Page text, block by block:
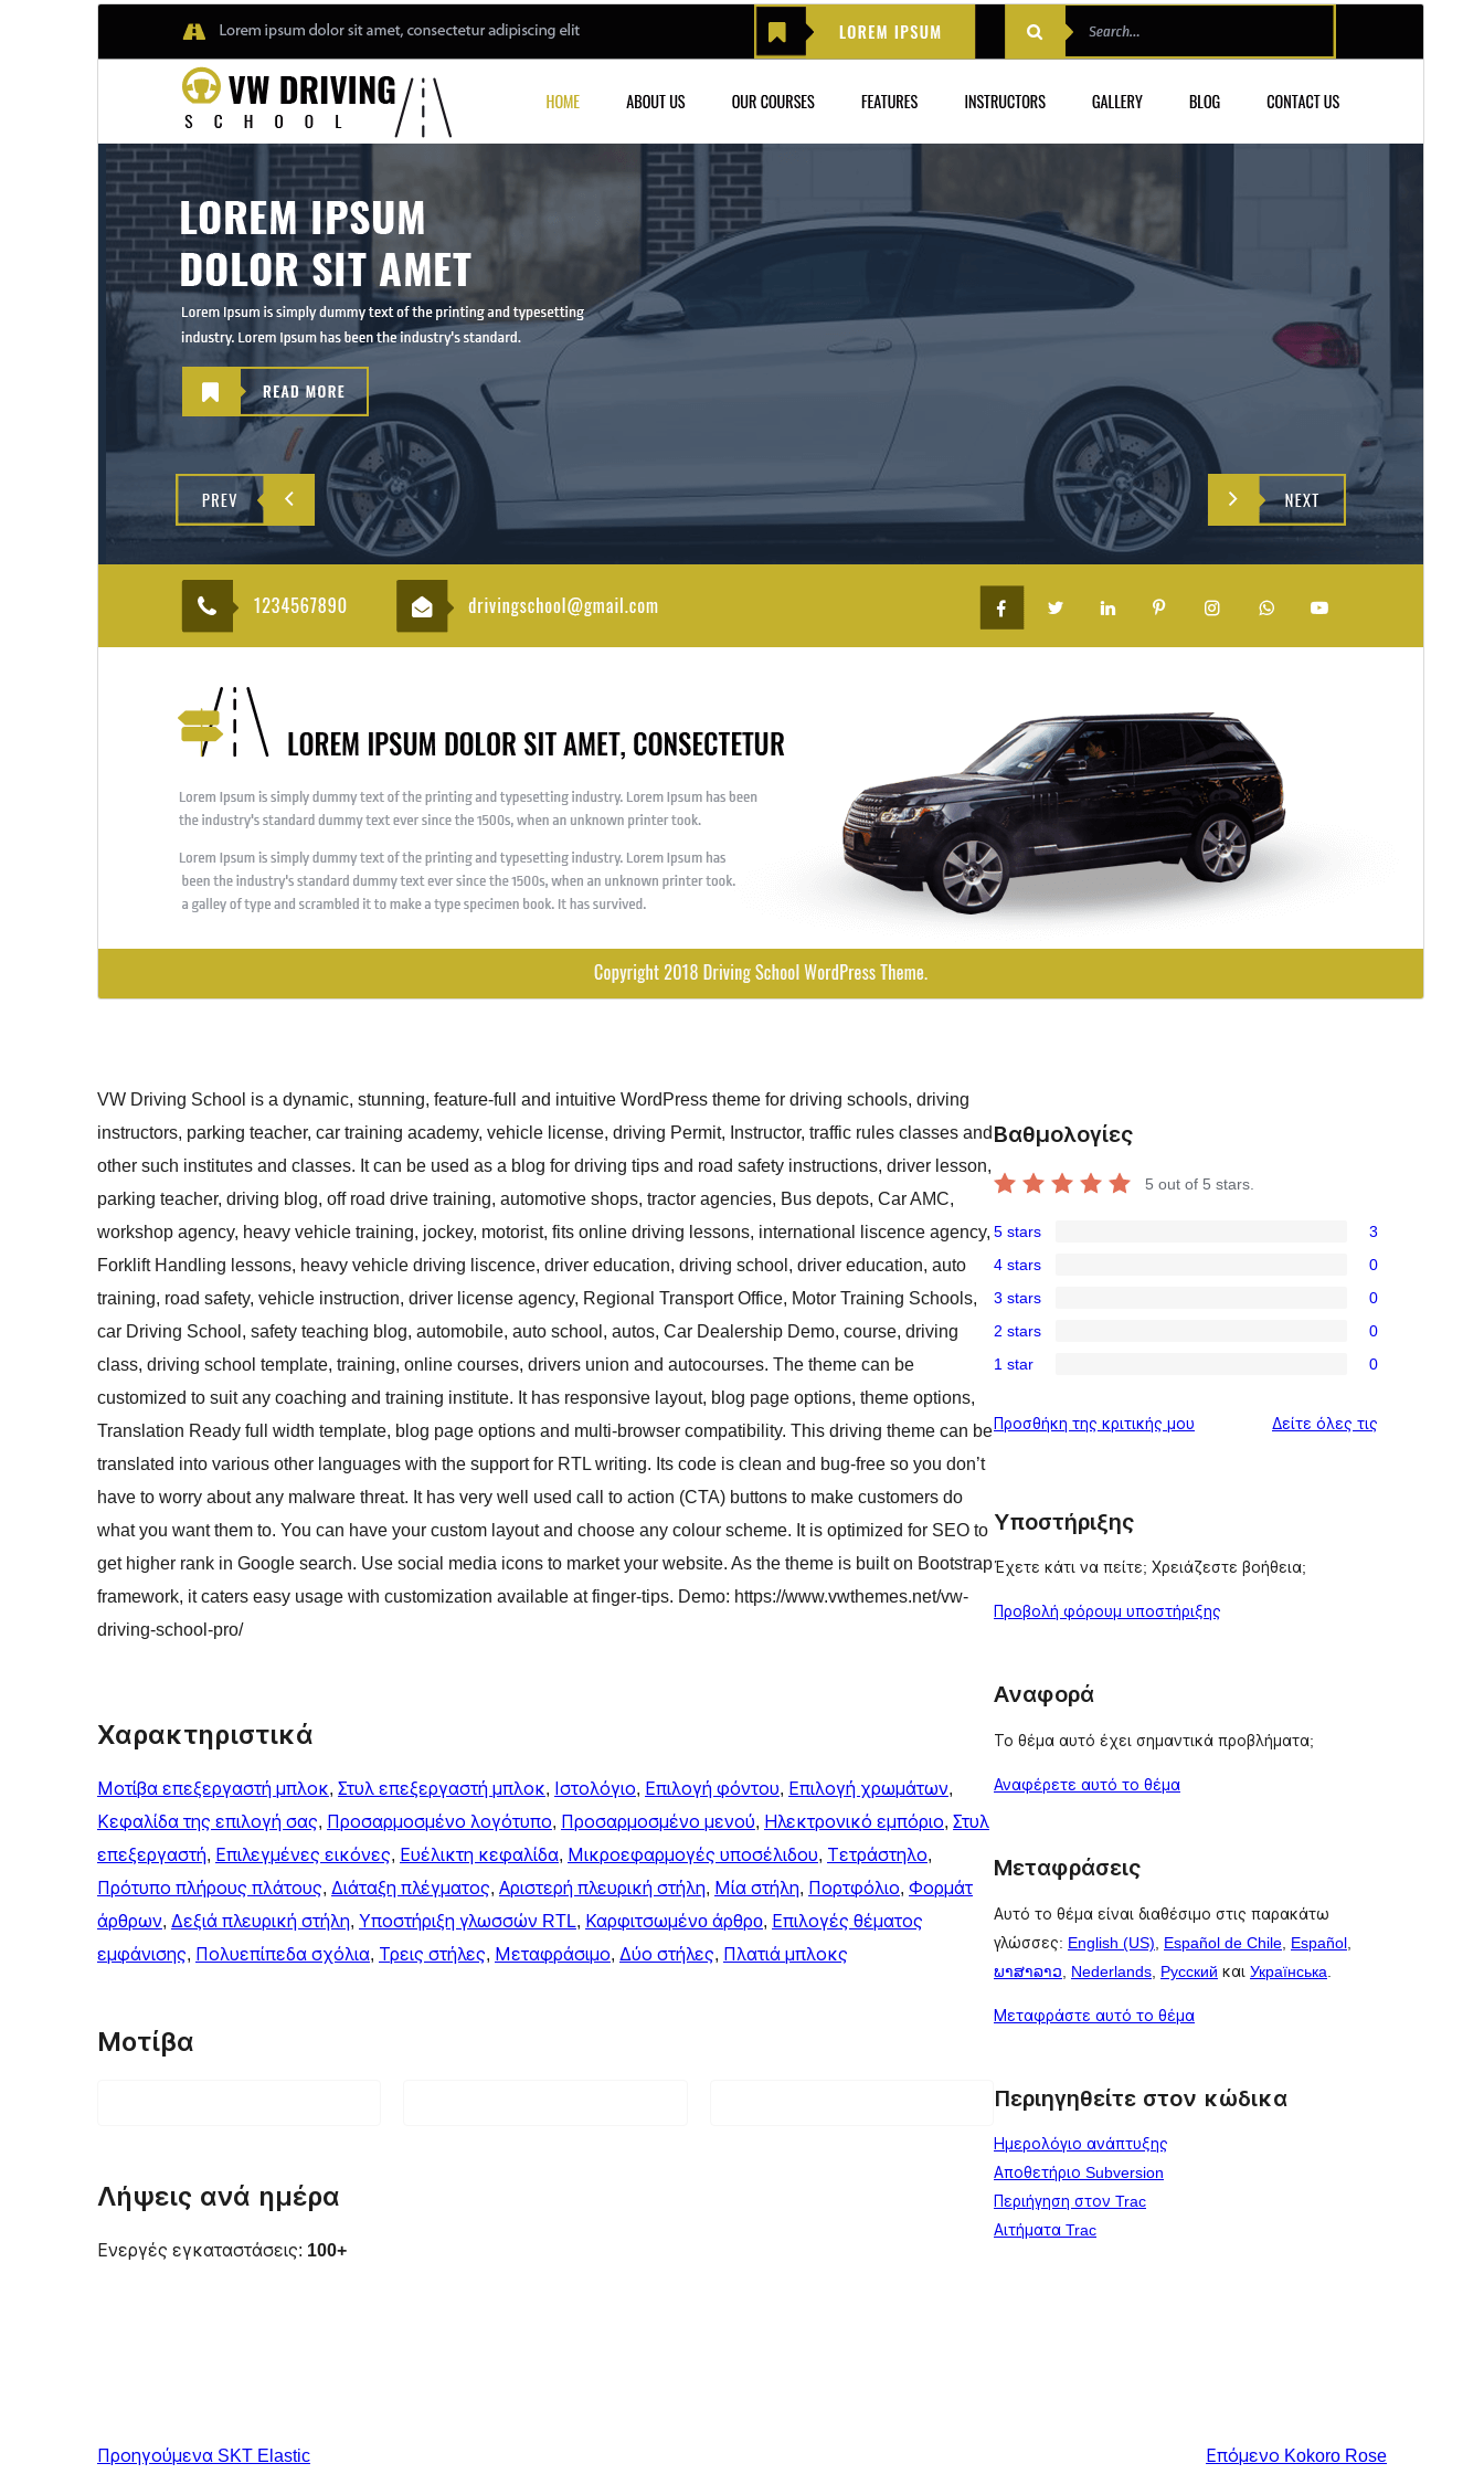
Αυτό το θέμα είναι δωρεάν αλλά προσφέρει
πληρωμής.
Δείτε την υποστήριξη
ΠροεπισκόπησηΛήψη
Τελευταία ενημέρωση
Ενεργές εγκαταστάσεις
Έκδοση WordPress
5.0
7.2
VW Driving School is a dynamic, stunning, feature-full and intuitive WordPress theme for driving schools, driving
instructors, parking teacher, car training academy, vehicle license, driving Permit, Instructor, traffic rules classes and
other such institutes and classes. It can be used as a blog for driving tips and road safety instructions, driver lesson,
parking teacher, driving blog, off road drive training, automotive shops, tractor agencies, Bus depots, Car AMC,
workshop agency, heavy vehicle training, jockey, motorist, fits online driving lessons, international liscence agency,
Forklift Handling lessons, heavy vehicle driving liscence, driver education, driving school, driver education, auto
training, road safety, vehicle instruction, driver license agency, Regional Transport Office, Motor Training Schools,
car Driving School, safety teaching blog, automobile, auto school, autos, Car Dealership Demo, course, driving
class, driving school template, training, online courses, drivers union and autocourses. The theme can be
customized to suit any coaching and training institute. It has responsive layout, blog page options, theme options,
Translation Ready full width template, blog page options and multi-browser compatibility. This driving theme can be
translated into various other languages with the support for RTL writing. Its code is clean and bug-free so you don’t
have to worry about any malware threat. It has very well used call to action (CTA) buttons to make customers do
what you want them to. You can have your custom layout and choose any colour scheme. It is optimized for SEO to
get higher rank in Google search. Use social media icons to market your website. As the theme is built on Bootstrap
framework, it caters easy usage with customization available at finger-tips. Demo: https://www.vwthemes.net/vw-
driving-school-pro/
Χαρακτηριστικά
Μοτίβα επεξεργαστή μπλοκ, Στυλ επεξεργαστή μπλοκ, Ιστολόγιο, Επιλογή φόντου, Επιλογή χρωμάτων
Κεφαλίδα της επιλογή σας, Προσαρμοσμένο λογότυπο, Προσαρμοσμένο μενού, Ηλεκτρονικό εμπόριο, Στυλ
επεξεργαστή, Επιλεγμένες εικόνες, Ευέλικτη κεφαλίδα, Μικροεφαρμογές υποσέλιδου, Τετράστηλο
Πρότυπο πλήρους πλάτους, Διάταξη πλέγματος, Αριστερή πλευρική στήλη, Μία στήλη, Πορτφόλιο, Φορμάτ
άρθρων, Δεξιά πλευρική στήλη, Υποστήριξη γλωσσών RTL, Καρφιτσωμένo άρθρo, Επιλογές θέματος
εμφάνισης, Πολυεπίπεδα σχόλια, Τρεις στήλες, Μεταφράσιμο, Δύο στήλες, Πλατιά μπλοκς
Μοτίβα
Λήψεις ανά ημέρα
Ενεργές εγκαταστάσεις: 100+
Βαθμολογίες
5 out of 5 stars.
5-
star
reviews
5 stars 3
4-
star
reviews
4 stars 0
3-
star
3 stars 0
2-
reviews
2 stars 0
star
1 star 0
Προσθήκη της κριτικής μου Δείτε όλες τις
Υποστήριξης
Έχετε κάτι να πείτε; Χρειάζεστε βοήθεια;
Προβολή φόρουμ υποστήριξης
Αναφορά
Το θέμα αυτό έχει σημαντικά προβλήματα;
Αναφέρετε αυτό το θέμα
Μεταφράσεις
Αυτό το θέμα είναι διαθέσιμο στις παρακάτω
γλώσσες: English (US) Español de Chile Español
ພາສາລາວ
Nederlands Русский και Українська
Μεταφράστε αυτό το θέμα
Περιηγηθείτε στον κώδικα
Ημερολόγιο ανάπτυξης
Αποθετήριο Subversion
Περιήγηση στον Trac
Αιτήματα Trac
Προηγούμενα SKT Elastic Επόμενο Kokoro Rose